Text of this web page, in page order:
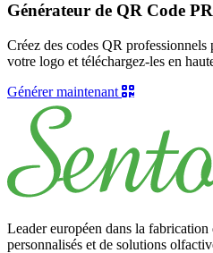
Générateur de QR Code
Créez des codes QR
votre logo et téléchargez-les en
Générer maintenant
Leader européen dans la fabrication
personnalisés et de solutions